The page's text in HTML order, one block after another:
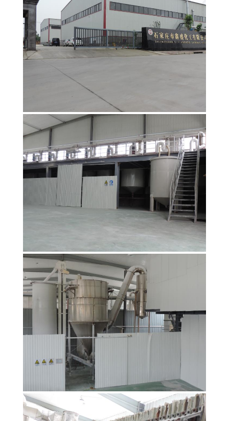
NOUS
VISITE
L'USINE
QUALITÉ
CONTACTER
DEVIS
PLAN
SITE
PRIVACY